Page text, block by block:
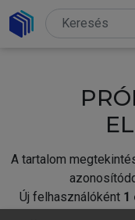
A tartalom
Új felhasználóként 1